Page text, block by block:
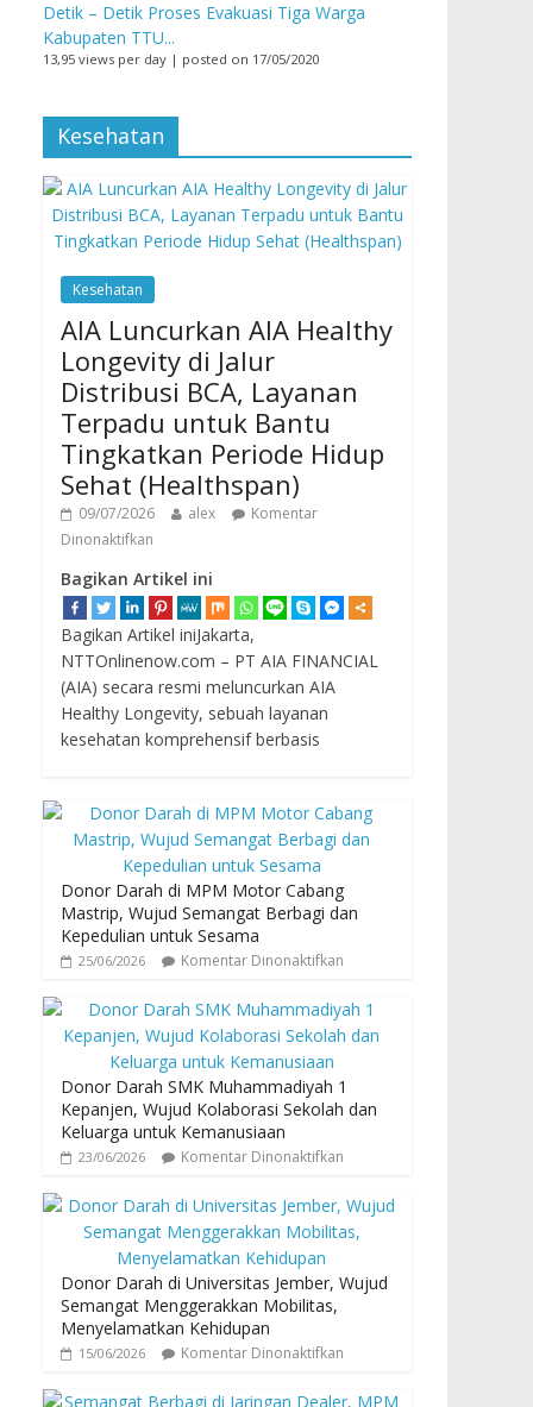
Detik – Detik Proses Evakuasi Tiga Warga
Kabupaten TTU...
13,95 views per day | posted on 17/05/2020
Kesehatan
Kesehatan
AIA Luncurkan AIA Healthy
Longevity di Jalur
Distribusi BCA, Layanan
Terpadu untuk Bantu
Tingkatkan Periode Hidup
Sehat (Healthspan)
09/07/2026 alex
Komentar
Dinonaktifkan
Bagikan Artikel ini
Bagikan Artikel iniJakarta,
NTTOnlinenow.com – PT AIA FINANCIAL
(AIA) secara resmi meluncurkan AIA
Healthy Longevity, sebuah layanan
kesehatan komprehensif berbasis
Donor Darah di MPM Motor Cabang
Mastrip, Wujud Semangat Berbagi dan
Kepedulian untuk Sesama
25/06/2026 Komentar Dinonaktifkan
Donor Darah SMK Muhammadiyah 1
Kepanjen, Wujud Kolaborasi Sekolah dan
Keluarga untuk Kemanusiaan
23/06/2026 Komentar Dinonaktifkan
Donor Darah di Universitas Jember, Wujud
Semangat Menggerakkan Mobilitas,
Menyelamatkan Kehidupan
15/06/2026 Komentar Dinonaktifkan